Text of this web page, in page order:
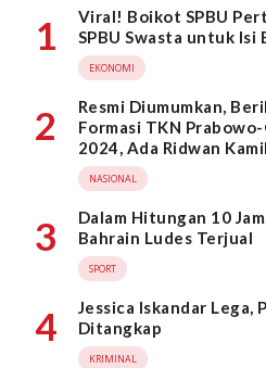
1
Viral! Boikot SPBU
SPBU Swasta untuk Isi
EKONOMI
2
Resmi Diumumkan,
Formasi TKN
2024, Ada Ridwan
Wahid
NASIONAL
3
Dalam Hitungan 10
Bahrain Ludes Terjual
SPORT
4
Jessica Iskandar Lega,
Ditangkap
KRIMINAL